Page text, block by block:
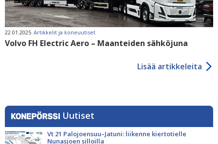
22.01.2025 Artikkelit ja koneuutiset
Volvo FH Electric Aero – Maanteiden sähköjuna
Lisää artikkeleita
Uutiset
Vt 21 Palojoensuu–Jatuni: liikenne kiertotielle
Nunasjoen silloilla